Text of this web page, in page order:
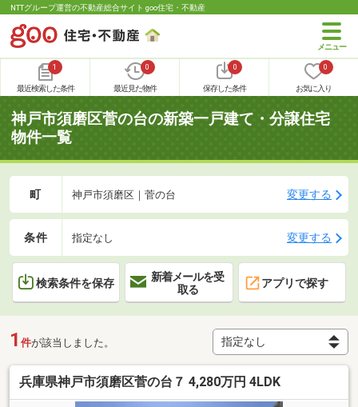
NTTグループ運営の不動産総合サイト goo住宅・不動産
1
最近検索した条件
0
最近見た物件
0
保存した条件
0
お気に入り
神戸市須磨区菅の台の新築一戸建て・分譲住宅
物件一覧
町 神戸市須磨区｜菅の台 変更する
条件 指定なし 変更する
検索条件を保存
新着メールを受
取る
アプリで探す
1 件が該当しました。
兵庫県神戸市須磨区菅の台７ 4,280万円 4LDK